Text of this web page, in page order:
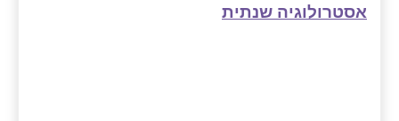
אסטרולוגיה שנתית